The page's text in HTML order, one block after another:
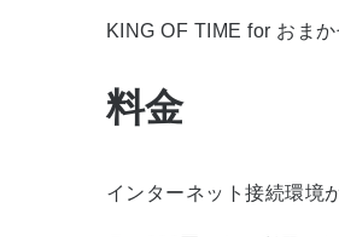
KING OF TIME for おま
料金
インターネット接続環境